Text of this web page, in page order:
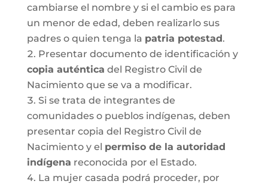
cambiarse el nombre y si el cambio es para
un menor de edad, deben realizarlo sus
padres o quien tenga la patria potestad.
Presentar documento de identificación y
copia auténtica del Registro Civil de
Nacimiento que se va a modificar.
Si se trata de integrantes de
comunidades o pueblos indígenas, deben
presentar copia del Registro Civil de
Nacimiento y el permiso de la autoridad
indígena reconocida por el Estado.
La mujer casada podrá proceder, por